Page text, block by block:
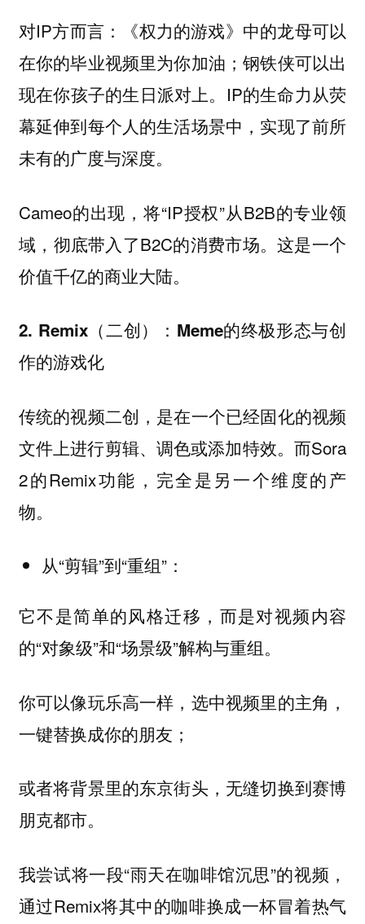
对IP方而言：《权力的游戏》中的龙母可以
在你的毕业视频里为你加油；钢铁侠可以出
现在你孩子的生日派对上。IP的生命力从荧
幕延伸到每个人的生活场景中，实现了前所
未有的广度与深度。
Cameo的出现，将“IP授权”从B2B的专业领
域，彻底带入了B2C的消费市场。这是一个
价值千亿的商业大陆。
2. Remix（二创）：Meme的终极形态与创
作的游戏化
传统的视频二创，是在一个已经固化的视频
文件上进行剪辑、调色或添加特效。而Sora
2的Remix功能，完全是另一个维度的产
物。
从“剪辑”到“重组”：
它不是简单的风格迁移，而是对视频内容
的“对象级”和“场景级”解构与重组。
你可以像玩乐高一样，选中视频里的主角，
一键替换成你的朋友；
或者将背景里的东京街头，无缝切换到赛博
朋克都市。
我尝试将一段“雨天在咖啡馆沉思”的视频，
通过Remix将其中的咖啡换成一杯冒着热气